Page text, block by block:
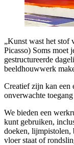
„Kunst wast het stof
Picasso) Soms moet
gestructureerde
beeldhouwwerk
Creatief zijn kan een
onverwachte
We bieden een
kunt gebruiken,
doeken, lijmpistolen,
vloer staat of